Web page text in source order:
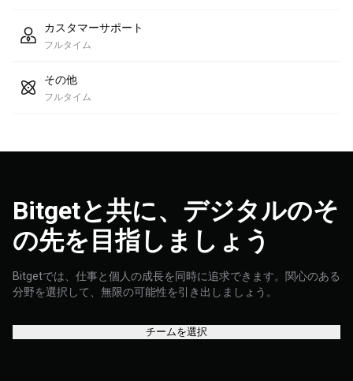
カスタマーサポート
フルタイム
その他
フルタイム
Bitgetと共に、デジタルのそ
の先を目指しましょう
Bitgetでは、仕事と個人の成長を同時に追求できます。関心のある
分野を選択して、無限の可能性を引き出しましょう。
チームを選択